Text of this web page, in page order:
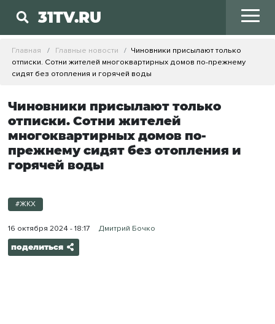
31TV.RU
Главная Главные новости
Чиновники присылают только
отписки. Сотни жителей многоквартирных домов по-прежнему
сидят без отопления и горячей воды
Чиновники присылают только
отписки. Сотни жителей
многоквартирных домов по-
прежнему сидят без отопления и
горячей воды
#ЖКХ
16 октября 2024 - 18:17 Дмитрий Бочко
поделиться